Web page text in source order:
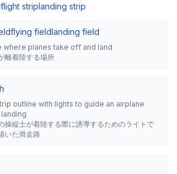
flight striplanding strip
flying fieldlanding field
where planes take off and land
離着陸する場所
outline with lights to guide an airplane
操縦士が着陸する際に誘導するためのライトで
いた滑走路